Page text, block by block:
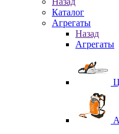
Каталог
Агрегаты
Назад
Агрегаты